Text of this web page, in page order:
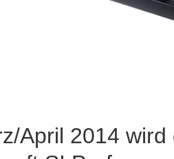
April 2014